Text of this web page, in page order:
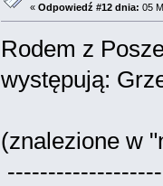
« Odpowiedź #12 dnia: 05
Rodem z
występują:
(znalezione w